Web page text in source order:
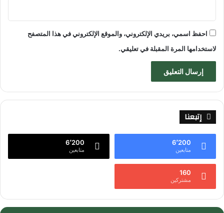
احفظ اسمي، بريدي الإلكتروني، والموقع الإلكتروني في هذا المتصفح
لاستخدامها المرة المقبلة في تعليقي.
إتبعنا
6٬200
متابعين
6٬200
متابعين
160
مشتركين